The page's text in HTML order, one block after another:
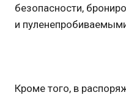
безопасности,
и
Кроме того, в